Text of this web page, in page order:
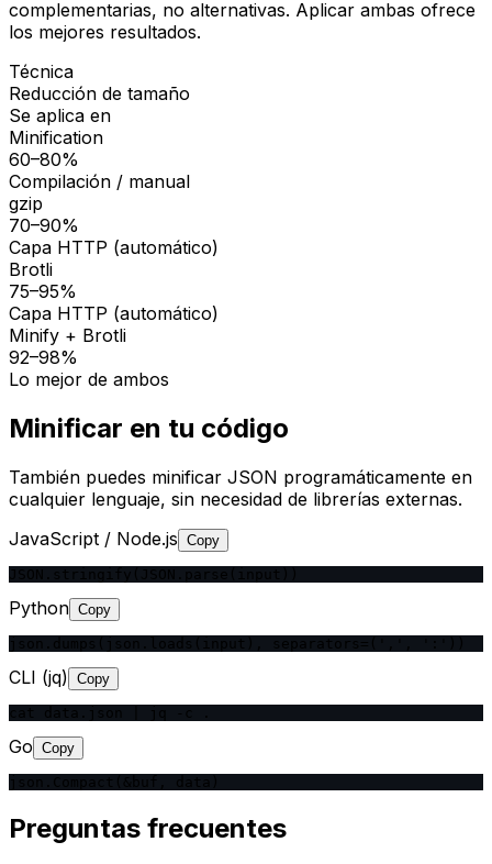
complementarias, no alternativas. Aplicar ambas ofrece
los mejores resultados.
Técnica
Reducción de tamaño
Se aplica en
Minification
60–80%
Compilación / manual
gzip
70–90%
Capa HTTP (automático)
Brotli
75–95%
Capa HTTP (automático)
Minify + Brotli
92–98%
Lo mejor de ambos
Minificar en tu código
También puedes minificar JSON programáticamente en
cualquier lenguaje, sin necesidad de librerías externas.
JavaScript / Node.js Copy
Python Copy
CLI (jq) Copy
Go Copy
Preguntas frecuentes